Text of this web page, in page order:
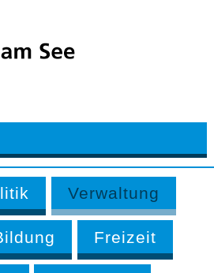
Verwaltung
Freizeit